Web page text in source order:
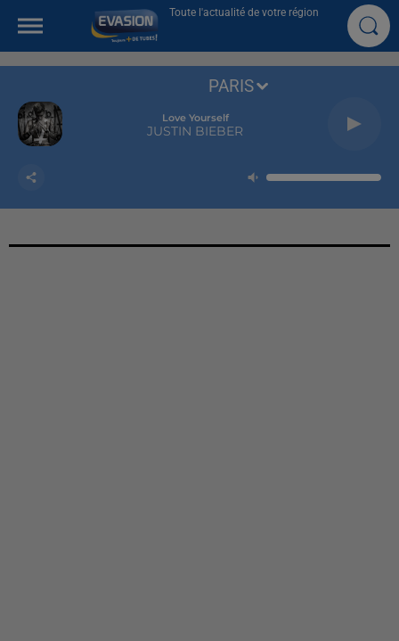
Toute l'actualité de votre région
Love Yourself
JUSTIN BIEBER
PARIS